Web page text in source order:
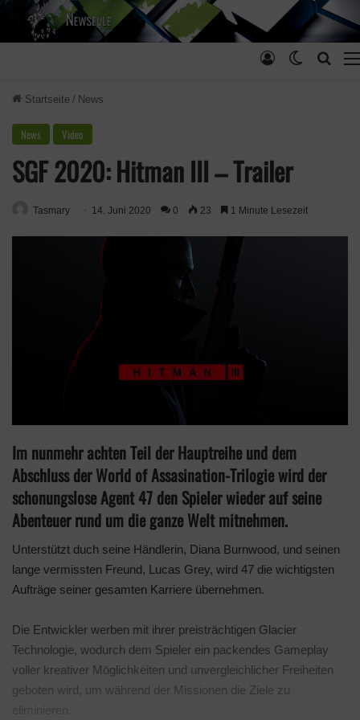
Skin
Anmelden
Startseite / News
News Video
SGF 2020: Hitman III – Trailer
Tasmary 14. Juni 2020 0 23 1 Minute Lesezeit
Im nunmehr achten Teil der Hauptreihe und dem
Abschluss der World of Assasination-Trilogie wird der
schonungslose Agent 47 den Spieler wieder auf seine
Abenteuer rund um die ganze Welt mitnehmen.
Unterstützt duch seine Händlerin, Diana Burnwood, und seinen
lange vermissten Freund, Lucas Grey, wird 47 die wichtigsten
Aufträge seiner gesamten Karriere übernehmen.
Die Entwickler werben mit ihrer preisträchtigen Glacier
Technologie, wodurch dem Spieler ein packendes Gameplay
voller kreativer Möglichkeiten und unvergleichlicher Freiheiten
geboten wird, um während der Missionen die Ziele zu